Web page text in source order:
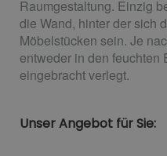
Raumgestaltung. Einzig
die Wand, hinter der sich
Möbelstücken sein. Je
entweder in den feuchten
eingebracht verlegt.
Unser Angebot für Sie: